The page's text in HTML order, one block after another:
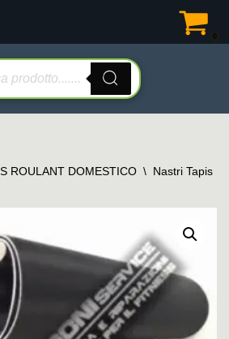
ROULANT DOMESTICO \ Nastri Tapis